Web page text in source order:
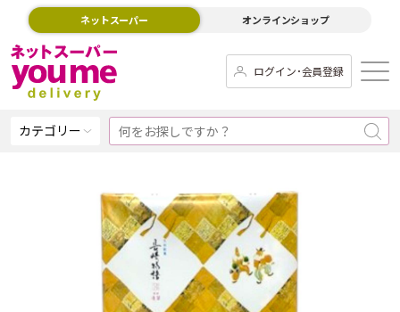
ネットスーパー オンラインショップ
ログイン･会員登録
カテゴリー